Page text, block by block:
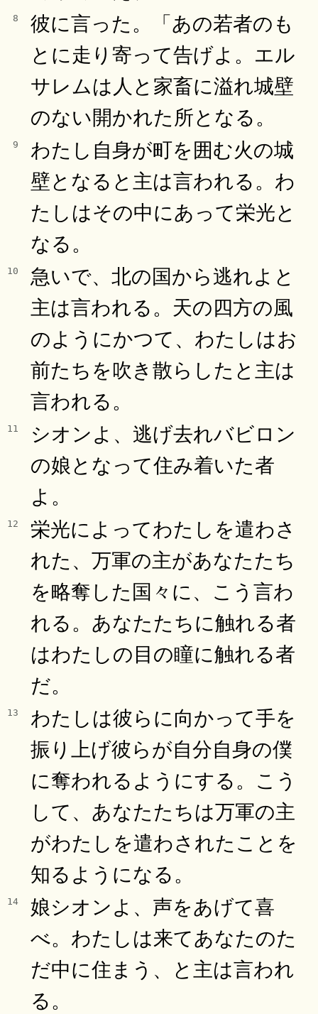
8
彼に言った。「あの若者のも
とに走り寄って告げよ。エル
サレムは人と家畜に溢れ城壁
のない開かれた所となる。
9
わたし自身が町を囲む火の城
壁となると主は言われる。わ
たしはその中にあって栄光と
なる。
10
急いで、北の国から逃れよと
主は言われる。天の四方の風
のようにかつて、わたしはお
前たちを吹き散らしたと主は
言われる。
11
シオンよ、逃げ去れバビロン
の娘となって住み着いた者
よ。
12
栄光によってわたしを遣わさ
れた、万軍の主があなたたち
を略奪した国々に、こう言わ
れる。あなたたちに触れる者
はわたしの目の瞳に触れる者
だ。
13
わたしは彼らに向かって手を
振り上げ彼らが自分自身の僕
に奪われるようにする。こう
して、あなたたちは万軍の主
がわたしを遣わされたことを
知るようになる。
14
娘シオンよ、声をあげて喜
べ。わたしは来てあなたのた
だ中に住まう、と主は言われ
る。